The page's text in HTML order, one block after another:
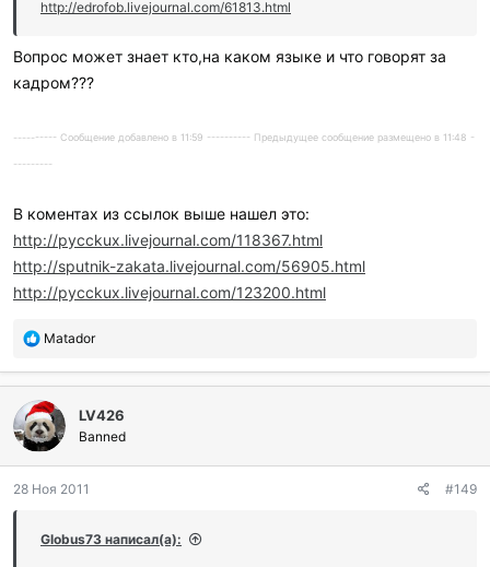
http://edrofob.livejournal.com/61813.html
Вопрос может знает кто,на каком языке и что говорят за
кадром???
---------- Сообщение добавлено в 11:59 ---------- Предыдущее сообщение размещено в 11:48 -
---------
В коментах из ссылок выше нашел это:
http://pycckux.livejournal.com/118367.html
http://sputnik-zakata.livejournal.com/56905.html
http://pycckux.livejournal.com/123200.html
П
б
л
а
г
о
а
и
Matador
LV426
Banned
28 Ноя 2011 #149
Globus73 написал(а):